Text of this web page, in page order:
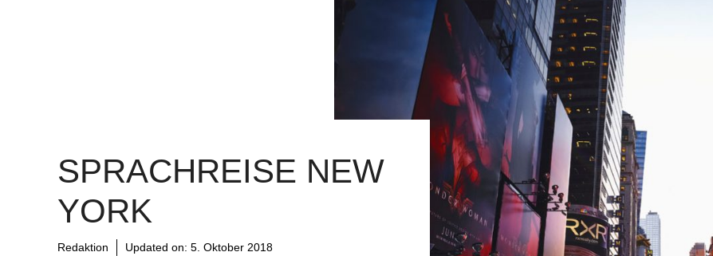
SPRACHREISE NEW
YORK
Redaktion Updated on: 5. Oktober 2018